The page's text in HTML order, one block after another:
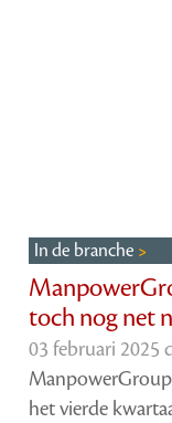
In de branche
toch nog net
03 februari 2025
het vierde